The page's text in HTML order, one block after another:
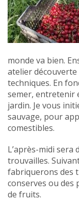
monde va bien.
atelier
techniques. En
semer, entretenir
jardin. Je vous
sauvage, pour
comestibles.
L’après-midi
trouvailles.
fabriquerons des
conserves ou des
de fruits.